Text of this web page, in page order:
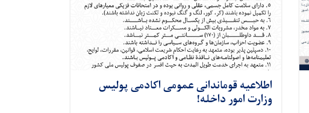
اطلاعیه قوماندانی عمومی اکادمی پولیس
وزارت امور داخله!